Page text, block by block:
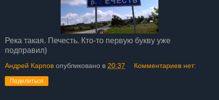
Река такая. Печесть. Кто-то первую букву уже
подправил)
Андрей Карпов опубликовано в 20:37 Комментариев нет:
Поделиться